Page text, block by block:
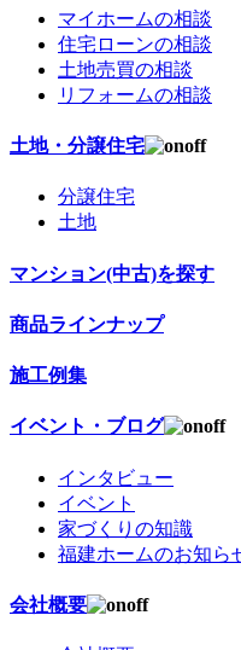
マイホームの相談
住宅ローンの相談
土地売買の相談
リフォームの相談
土地・分譲住宅
分譲住宅
土地
マンション(中古)を探す
商品ラインナップ
施工例集
イベント・ブログ
インタビュー
イベント
家づくりの知識
福建ホームのお知ら
会社概要